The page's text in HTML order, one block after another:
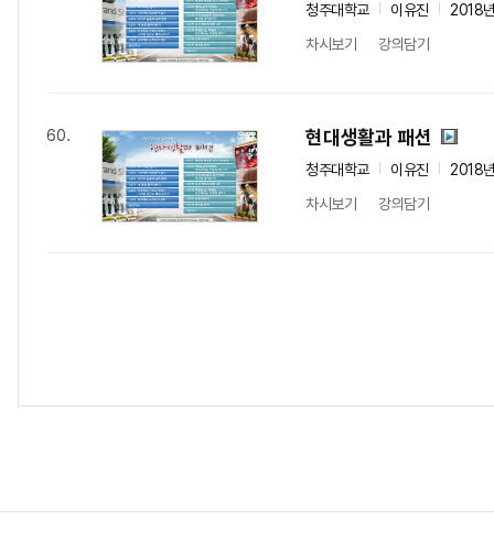
청주대학교 이유진
2018
차시보기
강의담기
60. 현대생활과 패션
청주대학교 이유진
2018
차시보기
강의담기